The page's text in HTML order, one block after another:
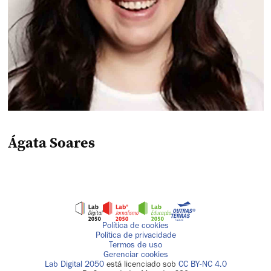
Ágata Soares
Política de cookies
Política de privacidade
Termos de uso
Gerenciar cookies
Lab Digital 2050 está licenciado sob CC BY-NC 4.0